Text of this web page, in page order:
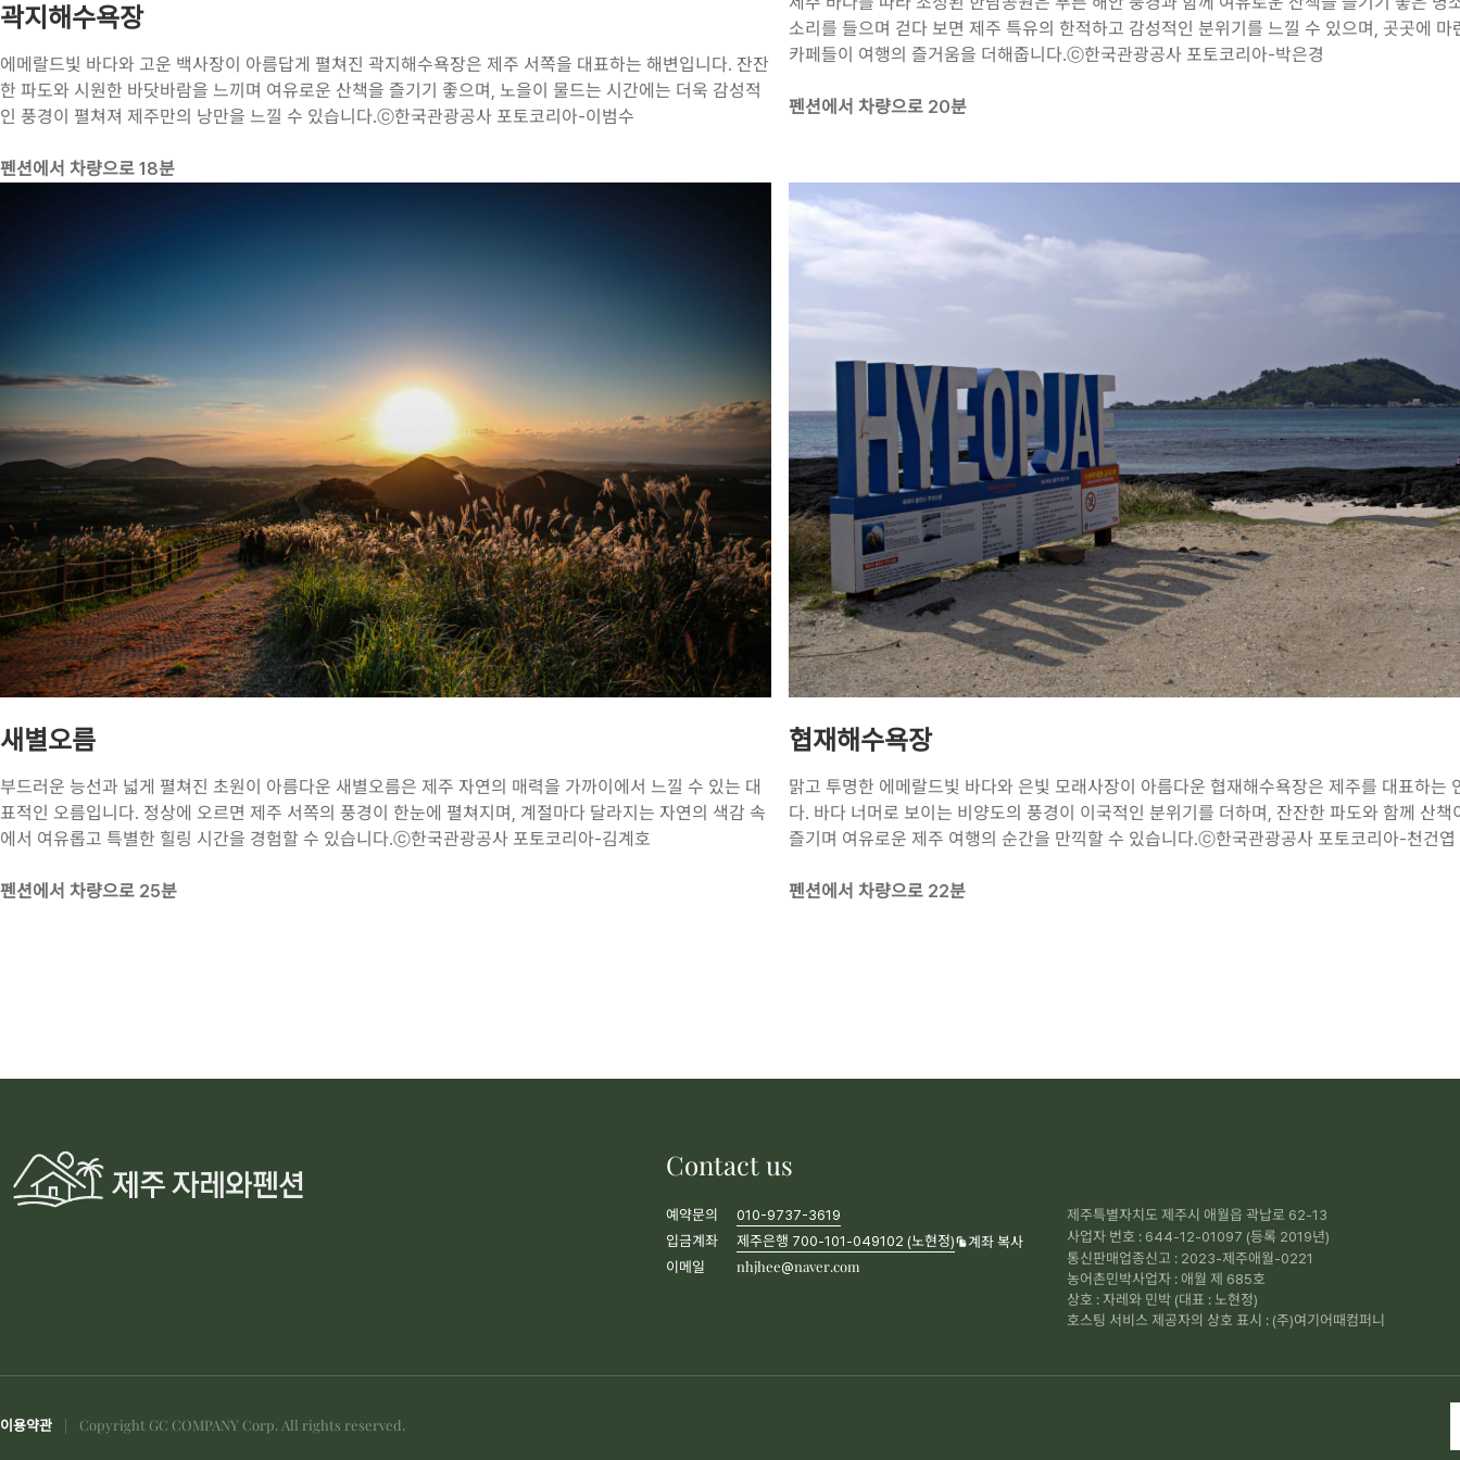
곽지해수욕장
에메랄드빛 바다와 고운 백사장이 아름답게 펼쳐진 곽지해수욕장은 제주 서쪽을 대표하는 해변입니다. 잔잔
한 파도와 시원한 바닷바람을 느끼며 여유로운 산책을 즐기기 좋으며, 노을이 물드는 시간에는 더욱 감성적
인 풍경이 펼쳐져 제주만의 낭만을 느낄 수 있습니다.ⓒ한국관광공사 포토코리아-이범수
펜션에서 차량으로 18분
소리를 들으며 걷다 보면 제주 특유의 한적하고 감성적인 분위기를 느낄 수 있으며, 곳곳에 마
카페들이 여행의 즐거움을 더해줍니다.ⓒ한국관광공사 포토코리아-박은경
펜션에서 차량으로 20분
새별오름
부드러운 능선과 넓게 펼쳐진 초원이 아름다운 새별오름은 제주 자연의 매력을 가까이에서 느낄 수 있는 대
표적인 오름입니다. 정상에 오르면 제주 서쪽의 풍경이 한눈에 펼쳐지며, 계절마다 달라지는 자연의 색감 속
에서 여유롭고 특별한 힐링 시간을 경험할 수 있습니다.ⓒ한국관광공사 포토코리아-김계호
펜션에서 차량으로 25분
협재해수욕장
맑고 투명한 에메랄드빛 바다와 은빛 모래사장이 아름다운 협재해수욕장은 제주를 대표하는
다. 바다 너머로 보이는 비양도의 풍경이 이국적인 분위기를 더하며, 잔잔한 파도와 함께 산책
즐기며 여유로운 제주 여행의 순간을 만끽할 수 있습니다.ⓒ한국관광공사 포토코리아-천건엽
펜션에서 차량으로 22분
Contact us
예약문의
010-9737-3619
입금계좌
제주은행 700-101-049102 (노현정)
계좌 복사
이메일
nhjhee@naver.com
제주특별자치도 제주시 애월읍 곽납로 62-13
사업자 번호 : 644-12-01097 (등록 2019년)
통신판매업종신고 : 2023-제주애월-0221
농어촌민박사업자 : 애월 제 685호
상호 : 자레와 민박 (대표 : 노현정)
호스팅 서비스 제공자의 상호 표시 : (주)여기어때컴퍼니
이용약관 Copyright GC COMPANY Corp. All rights reserved.